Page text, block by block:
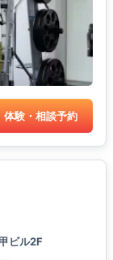
体験・相談予約
ビル2F